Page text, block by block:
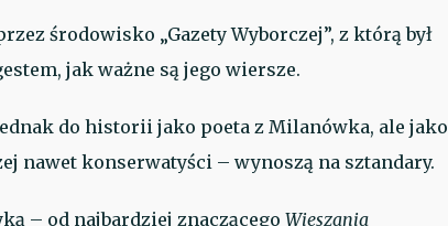
środowisko „Gazety Wyborczej”, z którą był
jak ważne są jego wiersze.
do historii jako poeta z Milanówka, ale jako
nawet konserwatyści – wynoszą na sztandary.
– od najbardziej znaczącego Wieszania